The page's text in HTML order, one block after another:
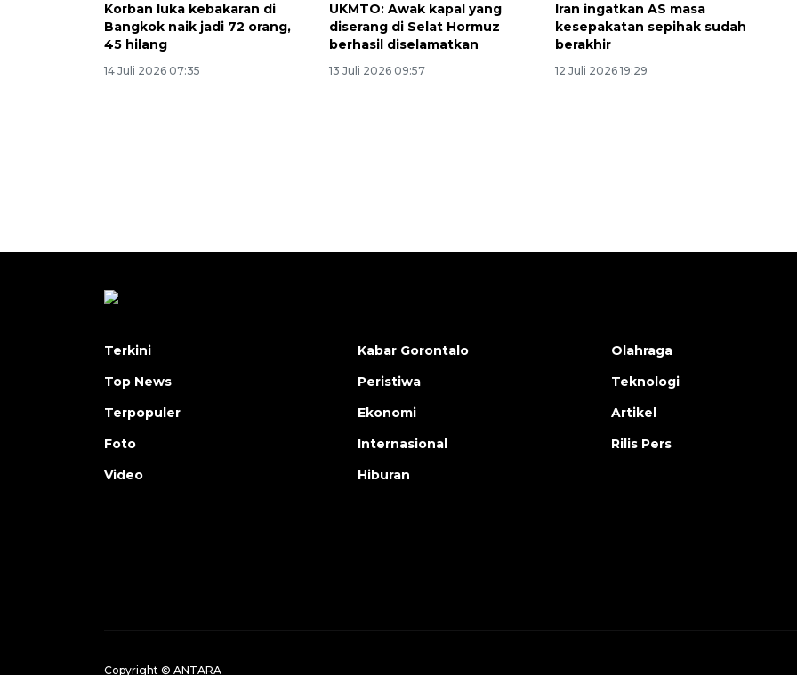
Korban luka kebakaran di
Bangkok naik jadi 72 orang,
45 hilang
14 Juli 2026 07:35
UKMTO: Awak kapal yang
diserang di Selat Hormuz
berhasil diselamatkan
13 Juli 2026 09:57
Iran ingatkan AS masa
kesepakatan sepihak sudah
berakhir
12 Juli 2026 19:29
Terkini
Top News
Terpopuler
Foto
Video
Kabar Gorontalo
Peristiwa
Ekonomi
Internasional
Hiburan
Olahraga
Teknologi
Artikel
Rilis Pers
Copyright © ANTARA